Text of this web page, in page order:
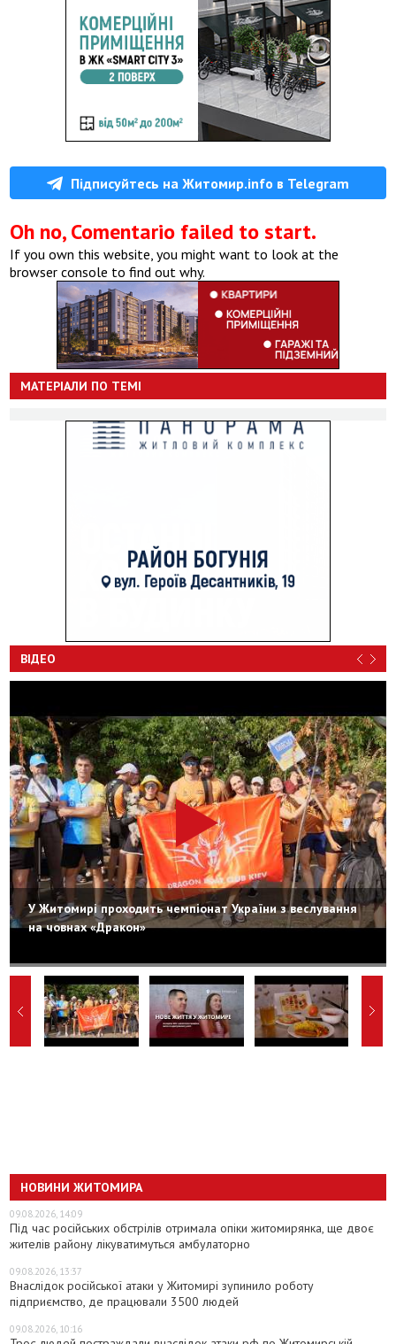
Підписуйтесь на Житомир.info в Telegram
Oh no, Comentario failed to start.
If you own this website, you might want to look at the
browser console to find out why.
МАТЕРІАЛИ ПО ТЕМІ
ВІДЕО
У Житомирі проходить чемпіонат України з веслування
на човнах «Дракон»
НОВИНИ ЖИТОМИРА
09.08.2026, 14:09
Під час російських обстрілів отримала опіки житомирянка, ще двоє
жителів району лікуватимуться амбулаторно
09.08.2026, 13:37
Внаслідок російської атаки у Житомирі зупинило роботу
підприємство, де працювали 3500 людей
09.08.2026, 10:16